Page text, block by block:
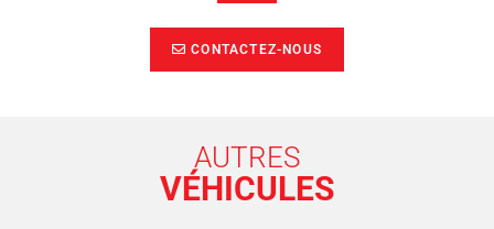
CONTACTEZ-NOUS
AUTRES
VÉHICULES